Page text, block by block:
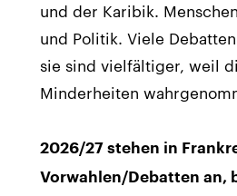
und der Karibik.
und Politik. Viele
sie sind vielfältiger, weil
Minderheiten
2026/27 stehen in
Vorwahlen/Debatten an,